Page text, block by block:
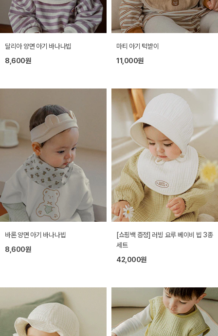
달리아 양면 아기 바나나빕
8,600원
마티 아기 턱받이
11,000원
바론 양면 아기 바나나빕
8,600원
[쇼핑백 증정] 러빙 요루 베이비 빕 3종
세트
42,000원